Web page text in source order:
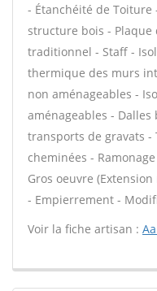
- Étanchéité de Toiture
structure bois - Plaque
traditionnel - Staff -
thermique des murs
non aménageables -
aménageables -
transports de gravats -
cheminées -
Gros oeuvre
- Empierrement -
Voir la fiche artisan :